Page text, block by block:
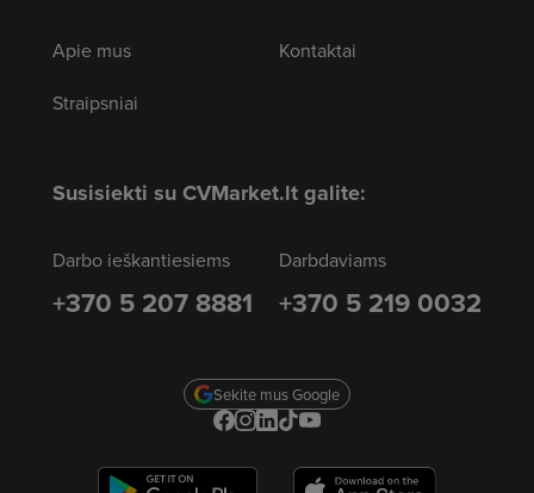
Apie mus
Straipsniai
Kontaktai
Susisiekti su CVMarket.lt galite:
Darbo ieškantiesiems
+370 5 207 8881
Darbdaviams
+370 5 219 0032
Sekite mus Google